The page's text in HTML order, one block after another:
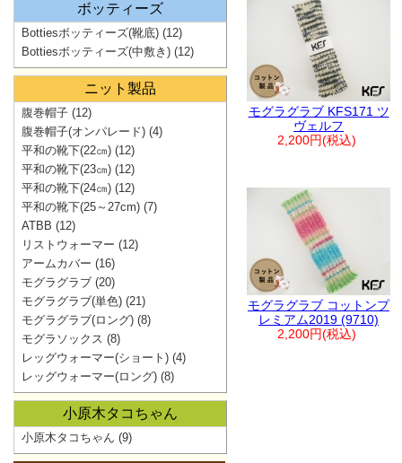
モグラグラブ KFS171 ツ
ヴェルフ
2,200円(税込)
モグラグラブ コットンプ
レミアム2019 (9710)
2,200円(税込)
ボッティーズ
Bottiesボッティーズ(靴底) (12)
Bottiesボッティーズ(中敷き) (12)
ニット製品
腹巻帽子 (12)
腹巻帽子(オンパレード) (4)
平和の靴下(22㎝) (12)
平和の靴下(23㎝) (12)
平和の靴下(24㎝) (12)
平和の靴下(25～27cm) (7)
ATBB (12)
リストウォーマー (12)
アームカバー (16)
モグラグラブ (20)
モグラグラブ(単色) (21)
モグラグラブ(ロング) (8)
モグラソックス (8)
レッグウォーマー(ショート) (4)
レッグウォーマー(ロング) (8)
小原木タコちゃん
小原木タコちゃん (9)